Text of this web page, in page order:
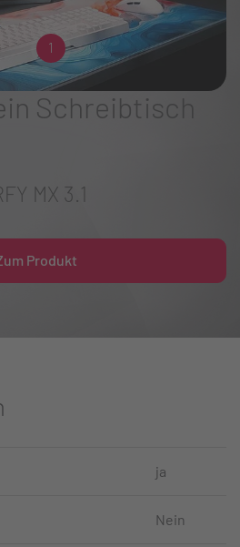
1
Schreibtisch
MX 3.1
Produkt
ja
Nein